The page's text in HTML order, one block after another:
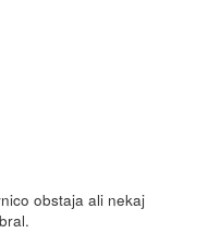
obstaja ali nekaj